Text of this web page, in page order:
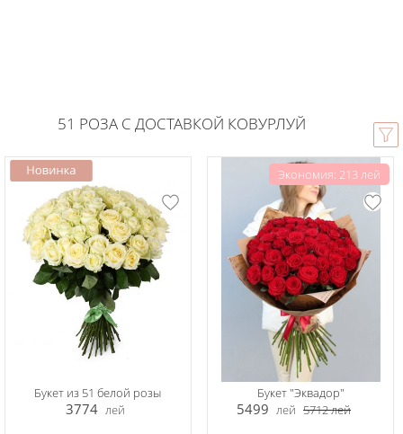
51 РОЗА С ДОСТАВКОЙ КОВУРЛУЙ
Букет из 51 белой розы
3774 лей
Экономия: 213 лей
Букет "Эквадор"
5499 лей 5712лей